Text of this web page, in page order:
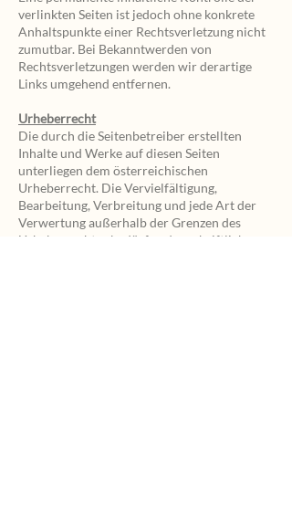
verlinkten Seiten ist jedoch ohne konkrete
Anhaltspunkte einer Rechtsverletzung nicht
zumutbar. Bei Bekanntwerden von
Rechtsverletzungen werden wir derartige
Links umgehend entfernen.
Urheberrecht
Die durch die Seitenbetreiber erstellten
Inhalte und Werke auf diesen Seiten
unterliegen dem österreichischen
Urheberrecht. Die Vervielfältigung,
Bearbeitung, Verbreitung und jede Art der
Verwertung außerhalb der Grenzen des
Urheberrechtes bedürfen der schriftlichen